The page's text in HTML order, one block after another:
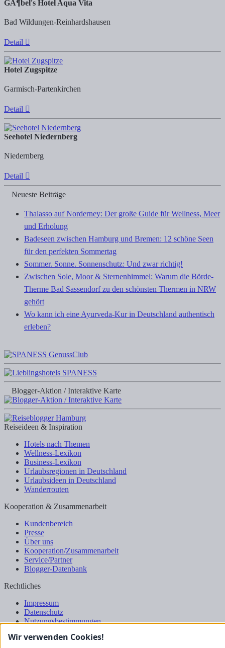
GÃ¶bel's Hotel Aqua Vita
Bad Wildungen-Reinhardshausen
Detail
Hotel Zugspitze
Garmisch-Partenkirchen
Detail
Seehotel Niedernberg
Niedernberg
Detail
Neueste Beiträge
Thalasso auf Norderney: Der große Guide für Wellness, Meer
und Erholung
Badeseen zwischen Hamburg und Bremen: 12 schöne Seen
für den perfekten Sommertag
Sommer. Sonne. Sonnenschutz: Und zwar richtig!
Zwischen Sole, Moor & Sternenhimmel: Warum die Börde-
Therme Bad Sassendorf zu den schönsten Thermen in NRW
gehört
Wo kann ich eine Ayurveda-Kur in Deutschland authentisch
erleben?
Blogger-Aktion / Interaktive Karte
Reiseideen & Inspiration
Hotels nach Themen
Wellness-Lexikon
Business-Lexikon
Urlaubsregionen in Deutschland
Urlaubsideen in Deutschland
Wanderrouten
Kooperation & Zusammenarbeit
Kundenbereich
Presse
Über uns
Kooperation/Zusammenarbeit
Service/Partner
Blogger-Datenbank
Rechtliches
Impressum
Datenschutz
Nutzungsbestimmungen
Wir verwenden Cookies!